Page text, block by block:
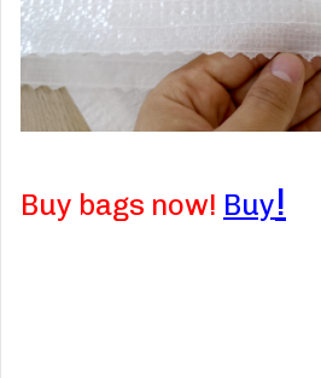
Buy bags now! Buy!